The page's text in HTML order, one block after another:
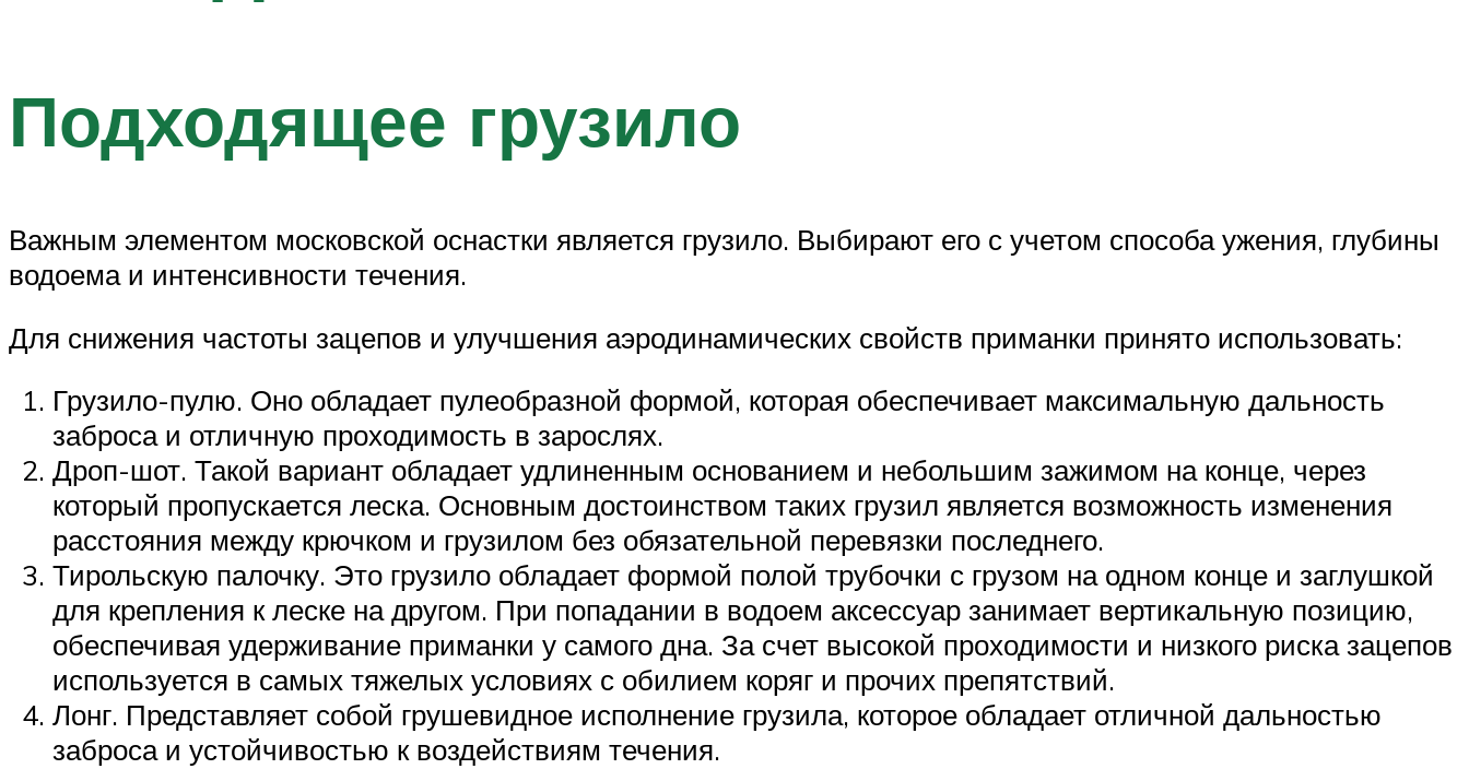
Подходящее грузило
Важным элементом московской оснастки является грузило. Выбирают его с учетом способа ужения, глубины
водоема и интенсивности течения.
Для снижения частоты зацепов и улучшения аэродинамических свойств приманки принято использовать:
Грузило-пулю. Оно обладает пулеобразной формой, которая обеспечивает максимальную дальность
заброса и отличную проходимость в зарослях.
Дроп-шот. Такой вариант обладает удлиненным основанием и небольшим зажимом на конце, через
который пропускается леска. Основным достоинством таких грузил является возможность изменения
расстояния между крючком и грузилом без обязательной перевязки последнего.
Тирольскую палочку. Это грузило обладает формой полой трубочки с грузом на одном конце и заглушкой
для крепления к леске на другом. При попадании в водоем аксессуар занимает вертикальную позицию,
обеспечивая удерживание приманки у самого дна. За счет высокой проходимости и низкого риска зацепов
используется в самых тяжелых условиях с обилием коряг и прочих препятствий.
Лонг. Представляет собой грушевидное исполнение грузила, которое обладает отличной дальностью
заброса и устойчивостью к воздействиям течения.